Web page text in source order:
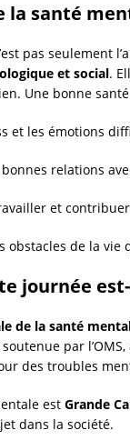
la santé
pas seulement
et social.
Une bonne
et les émotions
relations
et
obstacles de la vie
journée
de la santé
soutenue par
des troubles
est Grande
dans la société.